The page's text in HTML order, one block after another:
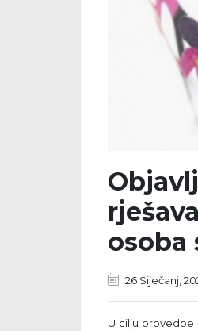
osoba
26 Siječanj,
U cilju provedbe